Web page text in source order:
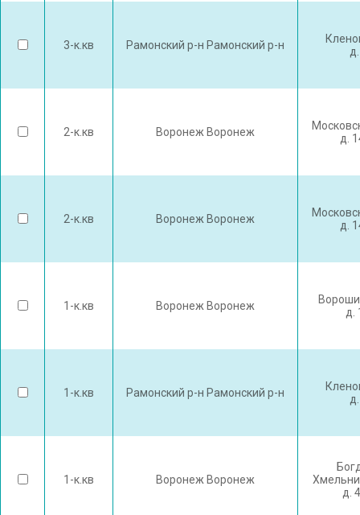
3-к.кв Рамонский р-н Рамонский р-н
2-к.кв Воронеж Воронеж
д.
2-к.кв Воронеж Воронеж
д.
1-к.кв Воронеж Воронеж
д.
1-к.кв Рамонский р-н Рамонский р-н
1-к.кв Воронеж Воронеж
д.